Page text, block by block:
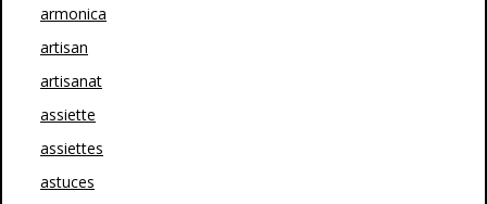
armonica
artisan
artisanat
assiette
assiettes
astuces